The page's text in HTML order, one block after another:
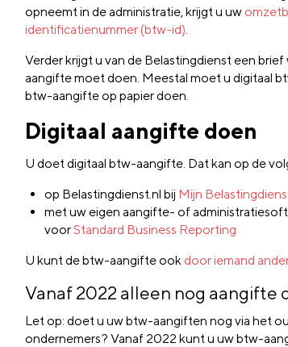
opneemt in de administratie, krijgt u uw
identificatienummer (btw-id).
Verder krijgt u van de Belastingdienst een
aangifte moet doen. Meestal moet u digitaal
btw-aangifte op papier doen.
Digitaal aangifte doen
U doet digitaal btw-aangifte. Dat kan op de
op Belastingdienst.nl bij Mijn
met uw eigen aangifte- of
voorStandard Business Reporting
U kunt de btw-aangifte ook door iemand
Vanaf 2022 alleen nog aangifte
Let op: doet u uw btw-aangiften nog via het
ondernemers? Vanaf 2022 kunt u uw btw-